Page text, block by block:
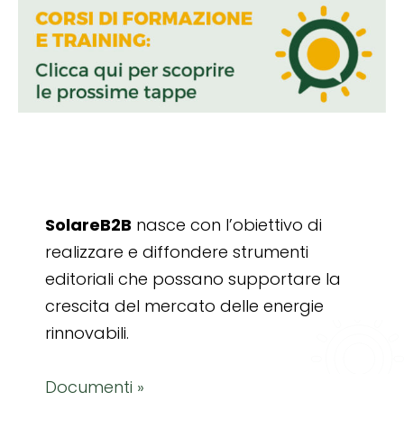
SolareB2B nasce con l’obiettivo di
realizzare e diffondere strumenti
editoriali che possano supportare la
crescita del mercato delle energie
rinnovabili.
Documenti »